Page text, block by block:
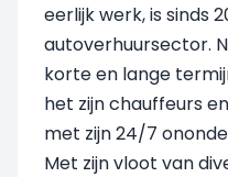
eerlijk werk, is sinds
autoverhuursector.
korte en lange
het zijn chauffeurs
met zijn 24/7
Met zijn vloot van